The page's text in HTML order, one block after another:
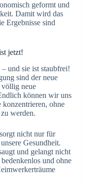
geformt und
Damit wird das
Ergebnisse sind
jetzt!
und sie ist staubfrei!
sind der neue
völlig neue
können wir uns
konzentrieren, ohne
werden.
nicht nur für
Gesundheit.
und gelangt nicht
und ohne